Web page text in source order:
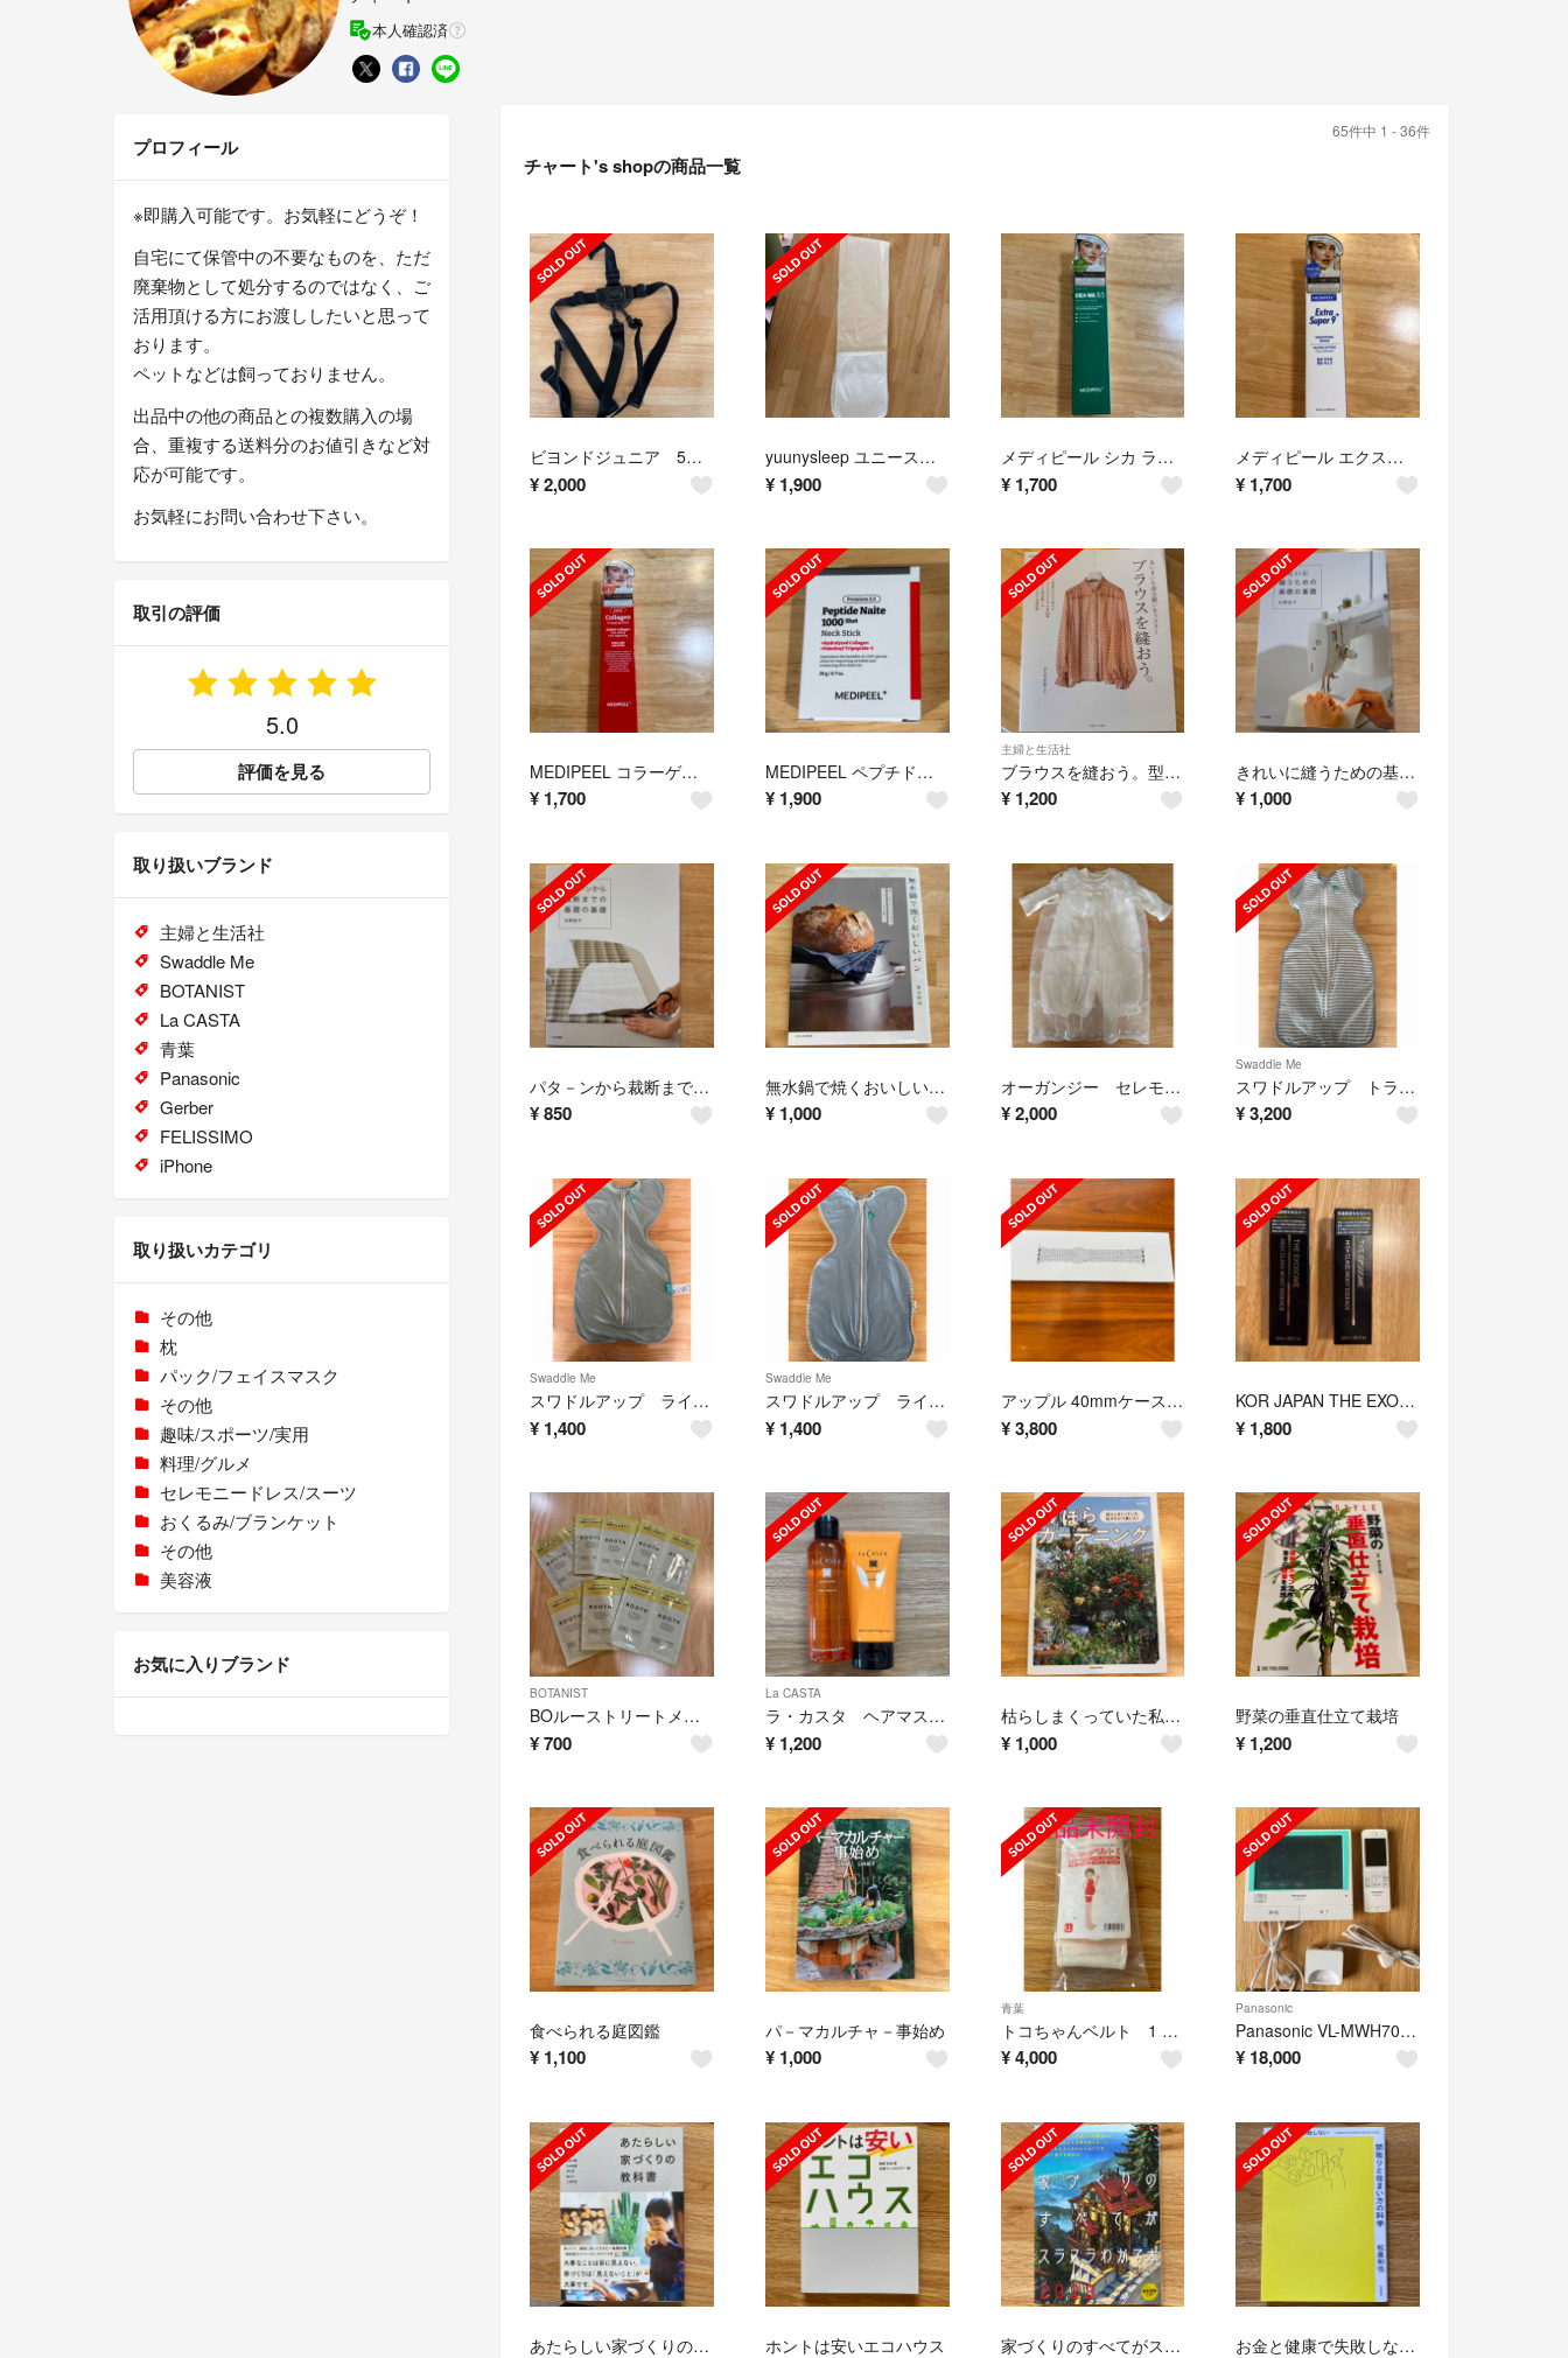
本人確認済
65件中 1 - 36件
チャート's shopの商品一覧
ビヨンドジュニア 5点式ベルト 未使用保管品
¥2,000
yuunysleep ユニースリープ swaddle starp マジックテープ
¥ 1,900
メディピール シカ ラッピングマスク
¥ 1,700
メディピール エクストラスーパー9ラッピングマスク
¥ 1,700
MEDIPEEL コラーゲンラッピングマスク 70ml
¥ 1,700
MEDIPEEL ペプチドナイテ1000ショットネックスティック 20g
¥ 1,900
主婦と生活社
ブラウスを縫おう。型紙付き
¥ 1,200
きれいに縫うための基礎の基礎
¥ 1,000
パタ－ンから裁断までの基礎の基礎
¥850
無水鍋で焼くおいしいパン
¥ 1,000
オーガンジー セレモニー ベビードレス ロンパースセット
¥ 2,000
Swaddle Me
スワドルアップ トランジションバッグオリジナル M
¥3,200
Swaddle Me
スワドルアップ ライト S
¥ 1,400
Swaddle Me
スワドルアップ ライト S
¥ 1,400
アップル 40mmケース用 ベールドグレーNikeスポーツバンド S・M
¥ 3,800
KOR JAPAN THE EXOSOME 55ml エクソソーム 美容液
¥ 1,800
BOTANIST
BOルーストリートメントS JC MC
¥700
La CASTA
ラ・カスタ ヘアマスク16 ミニセット
¥ 1,200
枯らしまくっていた私がたどり着いた！ずぼらガーデニング
¥ 1,000
野菜の垂直仕立て栽培
¥ 1,200
食べられる庭図鑑
¥ 1,100
パ－マカルチャ－事始め
¥ 1,000
青葉
トコちゃんベルト 1 L L
¥ 4,000
Panasonic
Panasonic VL-MWH705 インターホン 3点セット
¥ 18,000
あたらしい家づくりの教科書 ホントは安いエコハウス 家づくりのすべてがスラスラわかる本 ２０２３ お金と健康で失敗しない間取りと住まい方の科学
プロフィール
※即購入可能です。お気軽にどうぞ！
自宅にて保管中の不要なものを、ただ
廃棄物として処分するのではなく、ご
活用頂ける方にお渡ししたいと思って
おります。
ペットなどは飼っておりません。
出品中の他の商品との複数購入の場
合、重複する送料分のお値引きなど対
応が可能です。
お気軽にお問い合わせ下さい。
取引の評価
5.0
評価を見る
取り扱いブランド
主婦と生活社
Swaddle Me
BOTANIST
La CASTA
青葉
Panasonic
Gerber
FELISSIMO
iPhone
取り扱いカテゴリ
その他
枕
パック/フェイスマスク
その他
趣味/スポーツ/実用
料理/グルメ
セレモニードレス/スーツ
おくるみ/ブランケット
その他
美容液
お気に入りブランド